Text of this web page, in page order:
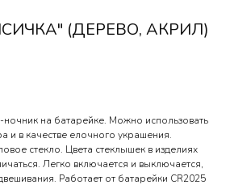
(ДЕРЕВО, АКРИЛ)
на батарейке. Можно использовать
и в качестве елочного украшения.
стекло. Цвета стеклышек в изделиях
Легко включается и выключается,
Работает от батарейки CR2025